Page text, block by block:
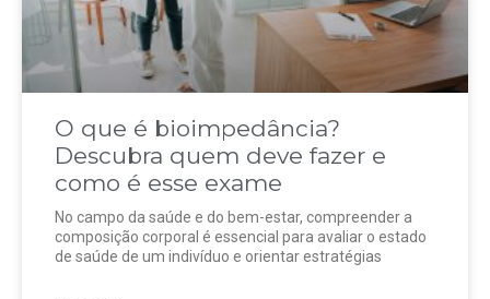
O que é bioimpedância?
Descubra quem deve fazer e
como é esse exame
No campo da saúde e do bem-estar, compreender a
composição corporal é essencial para avaliar o estado
de saúde de um indivíduo e orientar estratégias